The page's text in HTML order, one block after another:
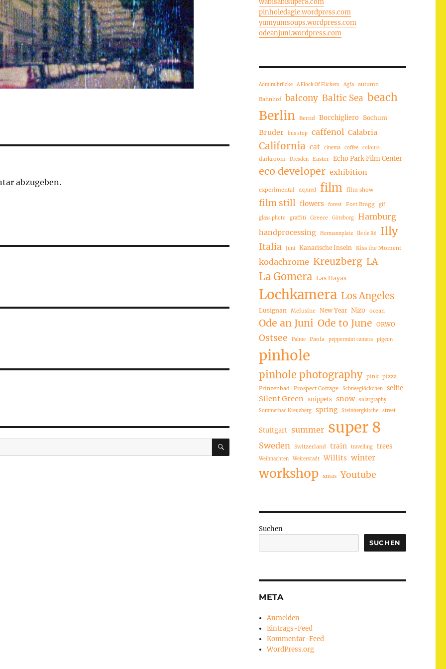
abzugeben.
SUCHEN
pinholedagie.wordpress.com
yumyumsoups.wordpress.com
odeanjuni.wordpress.com
Admiralbrücke A Flock Of Flickers Agfa autumn
Bahnhof balcony Baltic Sea beach
Berlin Bernd Bocchigliero Bochum
Bruder bus stop caffenol Calabria
California cat cinema coffee colours
darkroom Dresden Easter Echo Park Film Center
eco developer exhibition
experimental expired film film show
film still flowers forest Fort Bragg gif
glass photo graffiti Greece Göteborg Hamburg
handprocessing Hermannplatz Ile de Ré Illy
Italia Juni Kanarische Inseln Kiss the Moment
kodachrome Kreuzberg LA
La Gomera Las Hayas
Lochkamera Los Angeles
Lusignan Melusine New Year Nizo ocean
Ode an Juni Ode to June ORWO
Ostsee Palme Paola peppermint camera pigeon
pinhole
pinhole photography pink pizza
Prinzenbad
Prospect Cottage Schneeglöckchen selfie
Silent Green snippets snow
solargraphy
Sommerbad Kreuzberg
spring Steinbergkirche street
Stuttgart summer super 8
Sweden Switzerland train travelling trees
Weihnachten Weiterstadt Willits winter
workshop xmas Youtube
Suchen
SUCHEN
META
Anmelden
Eintrags-Feed
Kommentar-Feed
WordPress.org